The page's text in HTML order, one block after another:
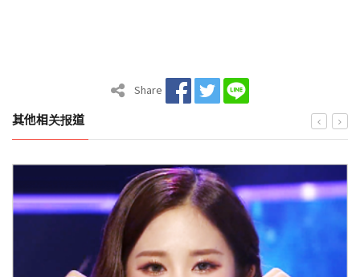
Share
其他相关报道